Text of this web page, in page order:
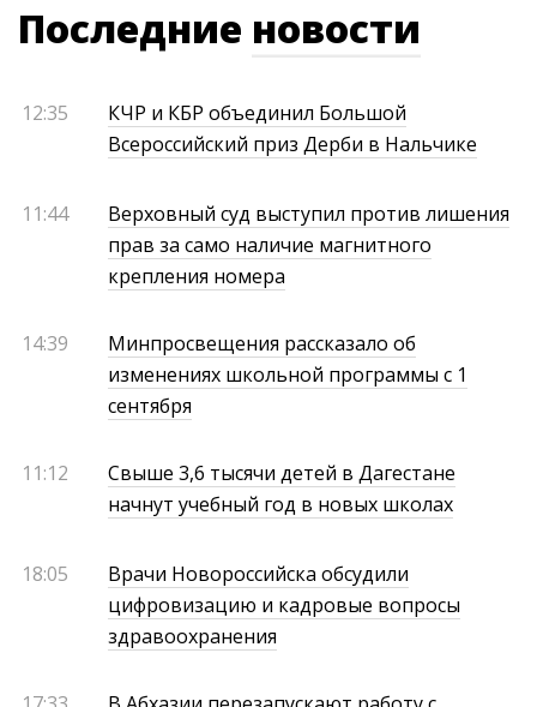
Последние новости
12:35
КЧР и КБР объединил Большой
Всероссийский приз Дерби в Нальчике
11:44
Верховный суд выступил против лишения
прав за само наличие магнитного
крепления номера
14:39
Минпросвещения рассказало об
изменениях школьной программы с 1
сентября
11:12
Свыше 3,6 тысячи детей в Дагестане
начнут учебный год в новых школах
18:05
Врачи Новороссийска обсудили
цифровизацию и кадровые вопросы
здравоохранения